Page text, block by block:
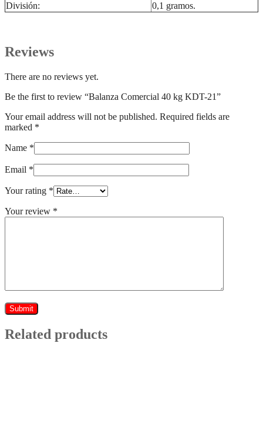
División: 0,1 gramos.
Reviews
There are no reviews yet.
Be the first to review “Balanza Comercial 40 kg KDT-21”
Your email address will not be published. Required fields are
marked *
Name *
Email *
Your rating *
Your review *
Related products